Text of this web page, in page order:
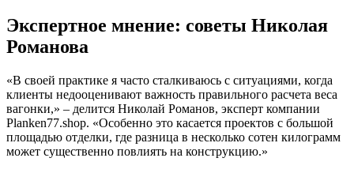
Экспертное мнение: советы Николая
Романова
«В своей практике я часто сталкиваюсь с ситуациями, когда
клиенты недооценивают важность правильного расчета веса
вагонки,» – делится Николай Романов, эксперт компании
Planken77.shop. «Особенно это касается проектов с большой
площадью отделки, где разница в несколько сотен килограмм
может существенно повлиять на конструкцию.»